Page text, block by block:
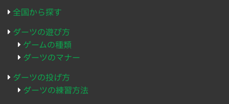
全国から探す
ダーツの遊び方
ゲームの種類
ダーツのマナー
ダーツの投げ方
ダーツの練習方法